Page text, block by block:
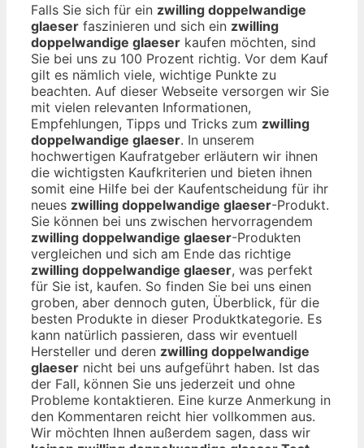
Falls Sie sich für ein zwilling doppelwandige
glaeser faszinieren und sich ein zwilling
doppelwandige glaeser kaufen möchten, sind
Sie bei uns zu 100 Prozent richtig. Vor dem Kauf
gilt es nämlich viele, wichtige Punkte zu
beachten. Auf dieser Webseite versorgen wir Sie
mit vielen relevanten Informationen,
Empfehlungen, Tipps und Tricks zum zwilling
doppelwandige glaeser. In unserem
hochwertigen Kaufratgeber erläutern wir ihnen
die wichtigsten Kaufkriterien und bieten ihnen
somit eine Hilfe bei der Kaufentscheidung für ihr
neues zwilling doppelwandige glaeser-Produkt.
Sie können bei uns zwischen hervorragendem
zwilling doppelwandige glaeser-Produkten
vergleichen und sich am Ende das richtige
zwilling doppelwandige glaeser, was perfekt
für Sie ist, kaufen. So finden Sie bei uns einen
groben, aber dennoch guten, Überblick, für die
besten Produkte in dieser Produktkategorie. Es
kann natürlich passieren, dass wir eventuell
Hersteller und deren zwilling doppelwandige
glaeser nicht bei uns aufgeführt haben. Ist das
der Fall, können Sie uns jederzeit und ohne
Probleme kontaktieren. Eine kurze Anmerkung in
den Kommentaren reicht hier vollkommen aus.
Wir möchten Ihnen außerdem sagen, dass wir